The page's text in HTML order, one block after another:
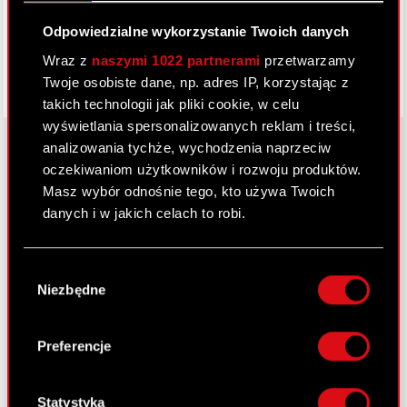
Odpowiedzialne wykorzystanie Twoich danych
Wraz z naszymi 1022 partnerami przetwarzamy
Twoje osobiste dane, np. adres IP, korzystając z
takich technologii jak pliki cookie, w celu
wyświetlania spersonalizowanych reklam i treści,
analizowania tychże, wychodzenia naprzeciw
oczekiwaniom użytkowników i rozwoju produktów.
Masz wybór odnośnie tego, kto używa Twoich
danych i w jakich celach to robi.
Gromadzić dane dotyczące Twojej
lokalizacji geograficznej z dokładnością nawet
Identyfikować Twoje urządzenie, aktywnie
analizując charakteryzującego je zbiory
palca)
zgody
Niezbędne
Preferencje
Statystyka
O CD PROJEKT
Inwestorzy
Kariera